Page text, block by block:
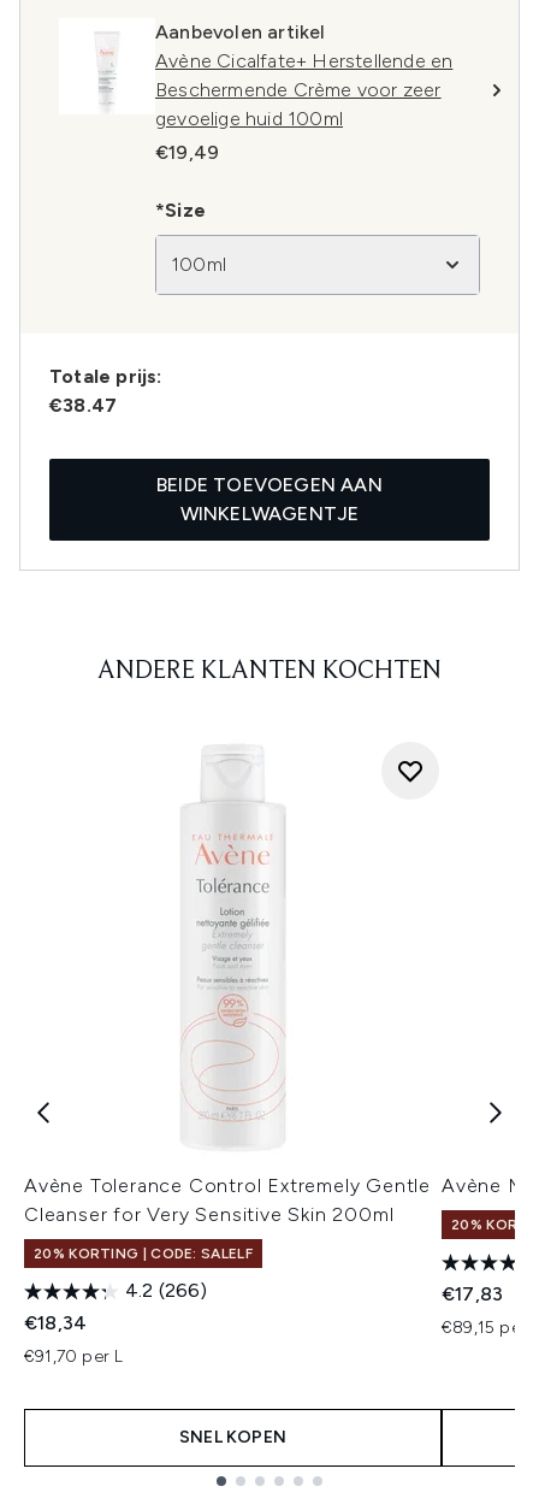
Aanbevolen artikel
Avène Cicalfate+ Herstellende en
Beschermende Crème voor zeer
gevoelige huid 100ml
€19,49
*Size
100ml
Totale prijs:
€38.47
BEIDE TOEVOEGEN AAN
WINKELWAGENTJE
ANDERE KLANTEN KOCHTEN
Avène Tolerance Control Extremely Gentle
Cleanser for Very Sensitive Skin 200ml
20% KORTING | CODE: SALELF
4.2 (266)
€18,34
€91,70 per L
SNEL KOPEN
Avène
20%
€17,83
€89,15 per